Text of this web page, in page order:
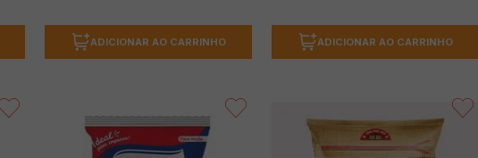
ADICIONAR AO CARRINHO ADICIONAR AO CARRINHO